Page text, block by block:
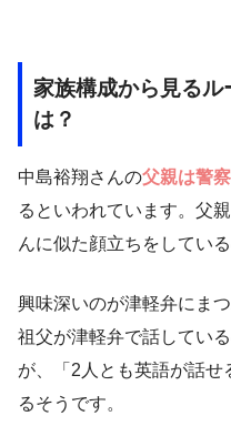
家族構成から見る
は？
中島裕翔さんの父親は警
るといわれています。父
んに似た顔立ちをしている
興味深いのが津軽弁にま
祖父が津軽弁で話してい
が、「2人とも英語が話
るそうです。